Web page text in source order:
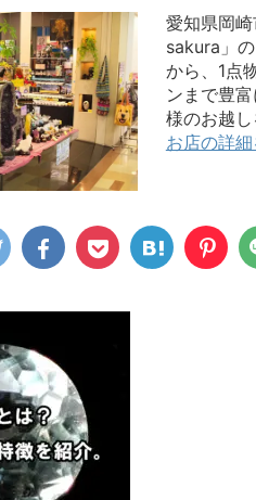
愛知県岡
sakura」
から、1点
ンまで豊
様のお越し
お店の詳細